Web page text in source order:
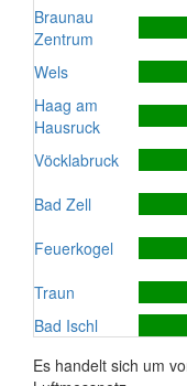
Braunau
Zentrum
Wels
Haag am
Hausruck
Vöcklabruck
Bad Zell
Feuerkogel
Traun
Bad Ischl
Es handelt sich um